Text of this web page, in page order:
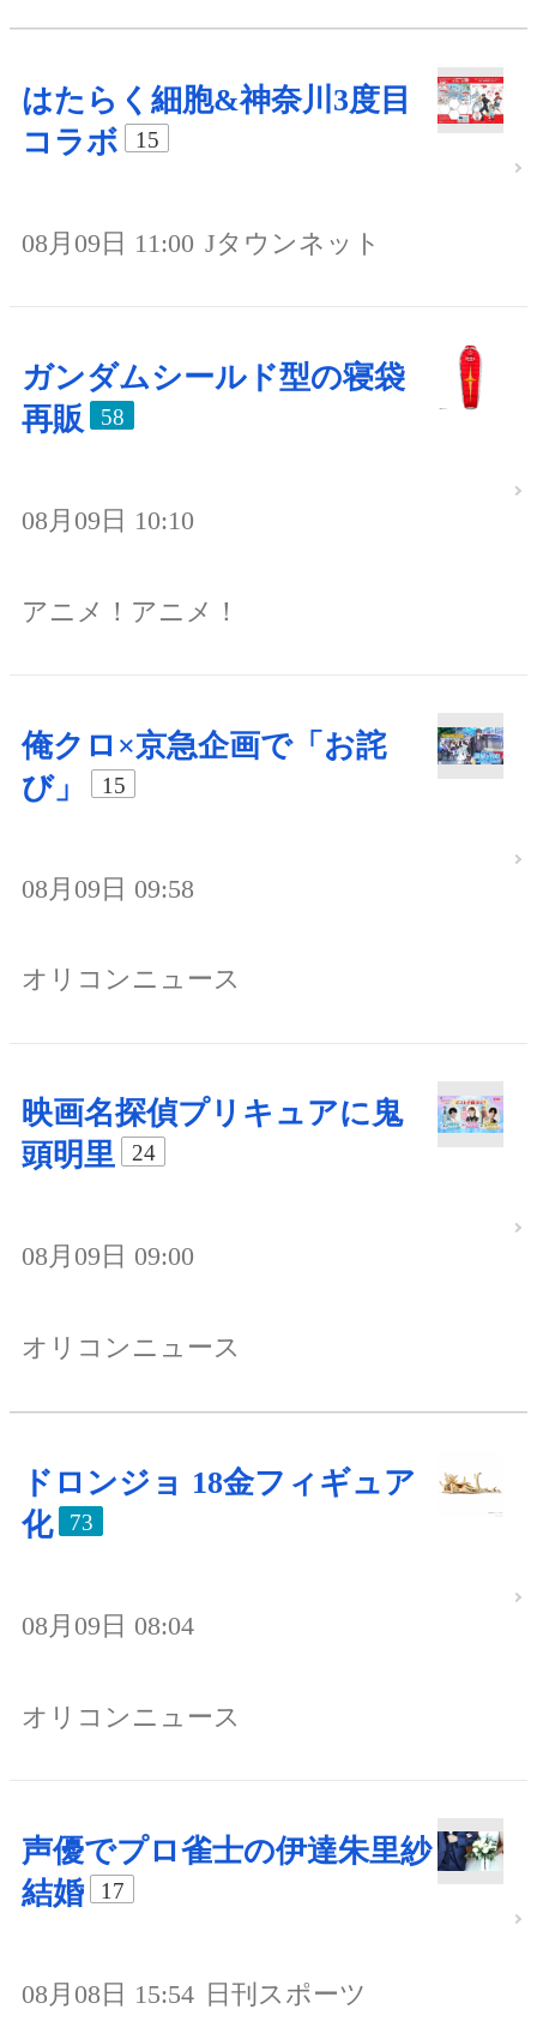
はたらく細胞&神奈川3度目
コラボ
15
08月09日 11:00 Jタウンネット
ガンダムシールド型の寝袋
再販
58
08月09日 10:10
アニメ！アニメ！
俺クロ×京急企画で「お詫
び」
15
08月09日 09:58
オリコンニュース
映画名探偵プリキュアに鬼
頭明里
24
08月09日 09:00
オリコンニュース
ドロンジョ 18金フィギュア
化
73
08月09日 08:04
オリコンニュース
声優でプロ雀士の伊達朱里紗
結婚
17
08月08日 15:54 日刊スポーツ